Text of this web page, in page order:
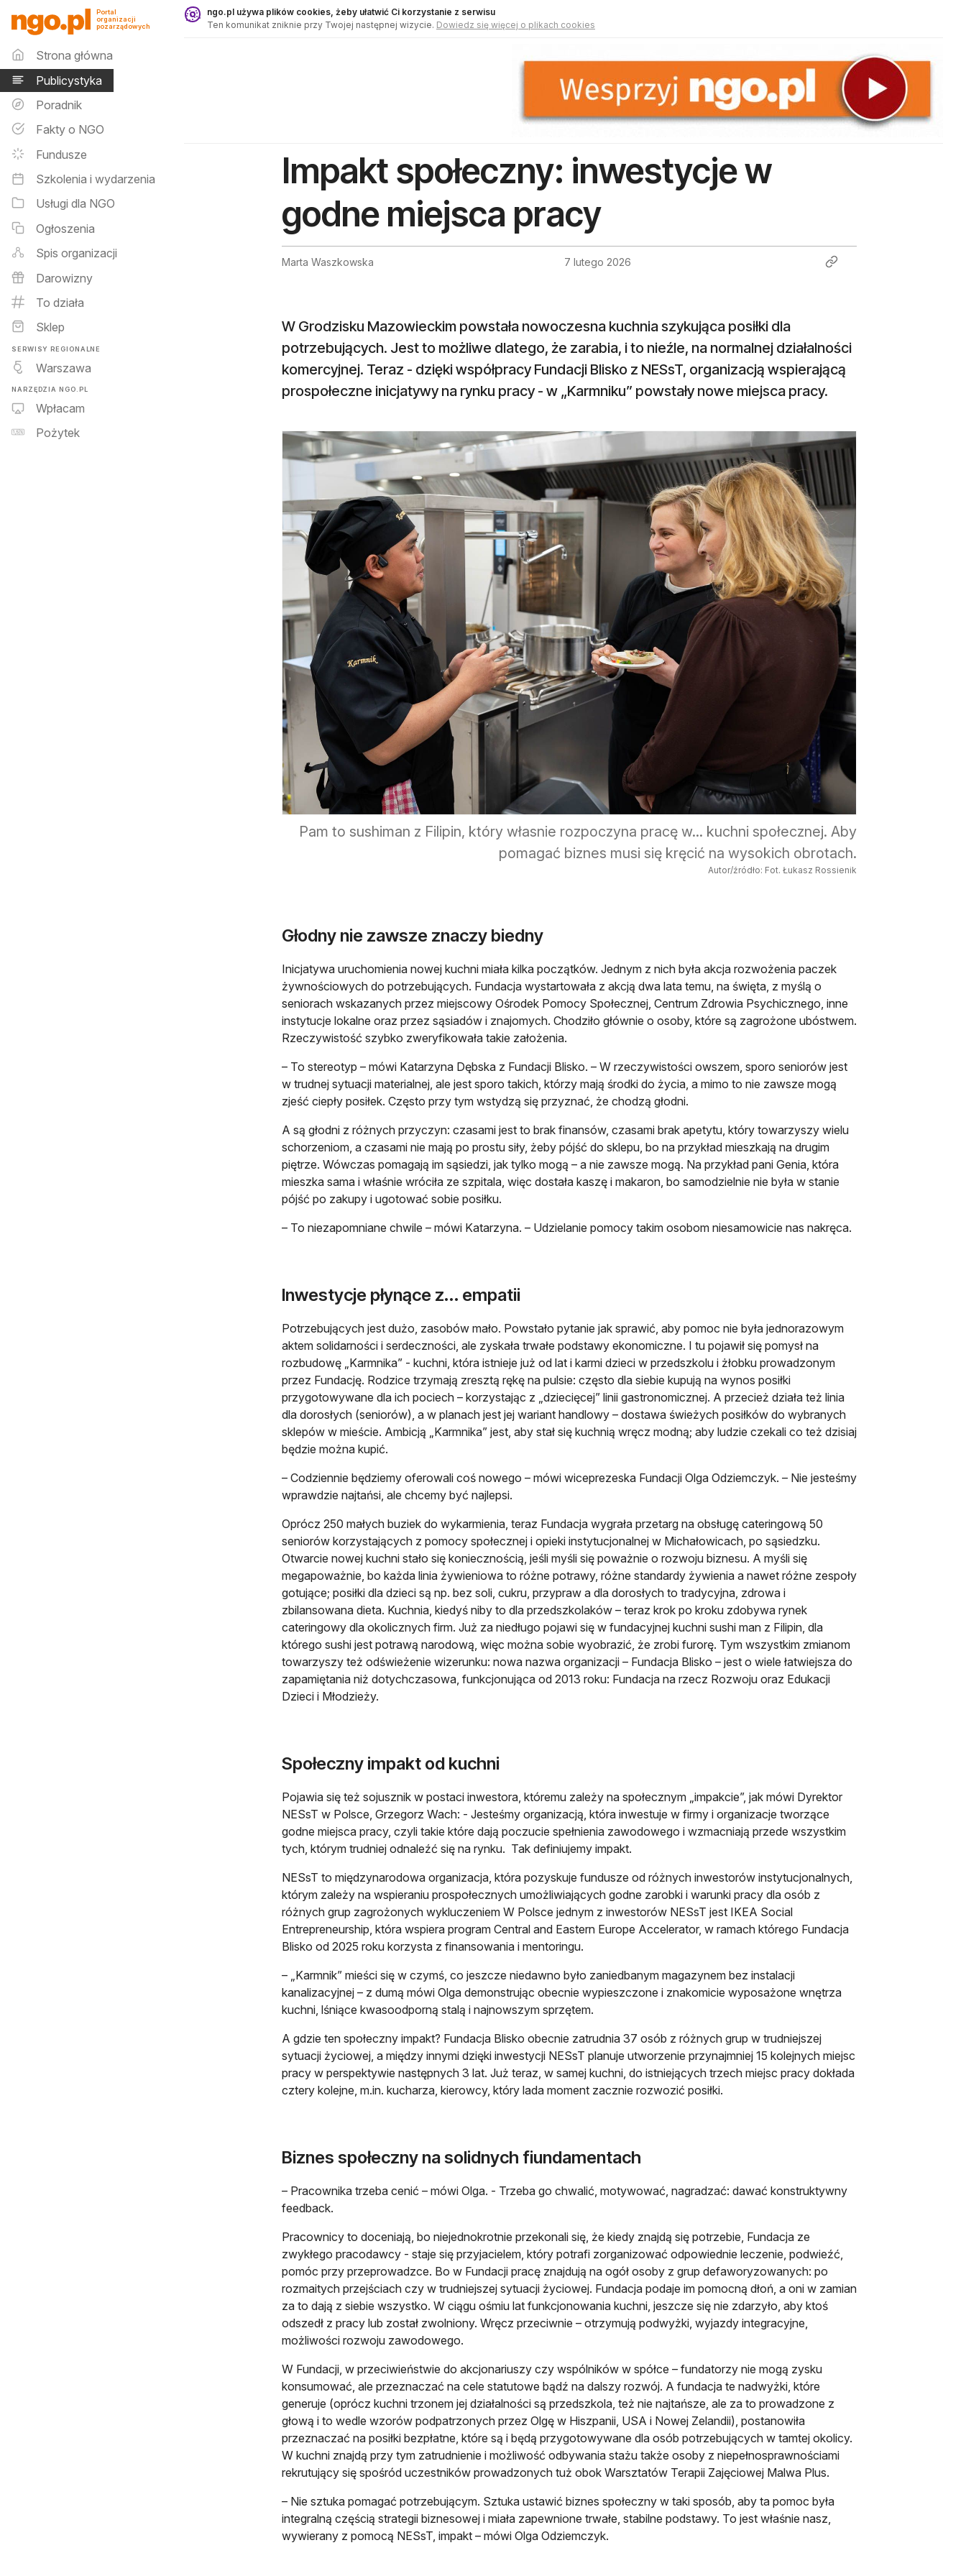
Publicystyka - ngo.pl
Portal
organizacji
pozarządowych
Menu główne
Strona główna
Publicystyka
Poradnik
Fakty o NGO
Fundusze
Szkolenia i wydarzenia
Usługi dla NGO
Ogłoszenia
Spis organizacji
Darowizny
To działa
Sklep
SERWISY REGIONALNE
Warszawa
NARZĘDZIA NGO.PL
Wpłacam
Pożytek
ngo.pl używa plików cookies, żeby ułatwić Ci korzystanie z serwisu
Ten komunikat zniknie przy Twojej następnej wizycie. Dowiedz się więcej o plikach cookies
Impakt społeczny: inwestycje w
godne miejsca pracy
Marta Waszkowska 7 lutego 2026
W Grodzisku Mazowieckim powstała nowoczesna kuchnia szykująca posiłki dla
potrzebujących. Jest to możliwe dlatego, że zarabia, i to nieźle, na normalnej działalności
komercyjnej. Teraz - dzięki współpracy Fundacji Blisko z NESsT, organizacją wspierającą
prospołeczne inicjatywy na rynku pracy - w „Karmniku” powstały nowe miejsca pracy.
Pam to sushiman z Filipin, który własnie rozpoczyna pracę w... kuchni społecznej. Aby
pomagać biznes musi się kręcić na wysokich obrotach.
Autor/źródło: Fot. Łukasz Rossienik
Głodny nie zawsze znaczy biedny
Inicjatywa uruchomienia nowej kuchni miała kilka początków. Jednym z nich była akcja rozwożenia paczek
żywnościowych do potrzebujących. Fundacja wystartowała z akcją dwa lata temu, na święta, z myślą o
seniorach wskazanych przez miejscowy Ośrodek Pomocy Społecznej, Centrum Zdrowia Psychicznego, inne
instytucje lokalne oraz przez sąsiadów i znajomych. Chodziło głównie o osoby, które są zagrożone ubóstwem.
Rzeczywistość szybko zweryfikowała takie założenia.
– To stereotyp – mówi Katarzyna Dębska z Fundacji Blisko. – W rzeczywistości owszem, sporo seniorów jest
w trudnej sytuacji materialnej, ale jest sporo takich, którzy mają środki do życia, a mimo to nie zawsze mogą
zjeść ciepły posiłek. Często przy tym wstydzą się przyznać, że chodzą głodni.
A są głodni z różnych przyczyn: czasami jest to brak finansów, czasami brak apetytu, który towarzyszy wielu
schorzeniom, a czasami nie mają po prostu siły, żeby pójść do sklepu, bo na przykład mieszkają na drugim
piętrze. Wówczas pomagają im sąsiedzi, jak tylko mogą – a nie zawsze mogą. Na przykład pani Genia, która
mieszka sama i właśnie wróciła ze szpitala, więc dostała kaszę i makaron, bo samodzielnie nie była w stanie
pójść po zakupy i ugotować sobie posiłku.
– To niezapomniane chwile – mówi Katarzyna. – Udzielanie pomocy takim osobom niesamowicie nas nakręca.
Inwestycje płynące z... empatii
Potrzebujących jest dużo, zasobów mało. Powstało pytanie jak sprawić, aby pomoc nie była jednorazowym
aktem solidarności i serdeczności, ale zyskała trwałe podstawy ekonomiczne. I tu pojawił się pomysł na
rozbudowę „Karmnika” - kuchni, która istnieje już od lat i karmi dzieci w przedszkolu i żłobku prowadzonym
przez Fundację. Rodzice trzymają zresztą rękę na pulsie: często dla siebie kupują na wynos posiłki
przygotowywane dla ich pociech – korzystając z „dziecięcej” linii gastronomicznej. A przecież działa też linia
dla dorosłych (seniorów), a w planach jest jej wariant handlowy – dostawa świeżych posiłków do wybranych
sklepów w mieście. Ambicją „Karmnika” jest, aby stał się kuchnią wręcz modną; aby ludzie czekali co też dzisiaj
będzie można kupić.
– Codziennie będziemy oferowali coś nowego – mówi wiceprezeska Fundacji Olga Odziemczyk. – Nie jesteśmy
wprawdzie najtańsi, ale chcemy być najlepsi.
Oprócz 250 małych buziek do wykarmienia, teraz Fundacja wygrała przetarg na obsługę cateringową 50
seniorów korzystających z pomocy społecznej i opieki instytucjonalnej w Michałowicach, po sąsiedzku.
Otwarcie nowej kuchni stało się koniecznością, jeśli myśli się poważnie o rozwoju biznesu. A myśli się
megapoważnie, bo każda linia żywieniowa to różne potrawy, różne standardy żywienia a nawet różne zespoły
gotujące; posiłki dla dzieci są np. bez soli, cukru, przypraw a dla dorosłych to tradycyjna, zdrowa i
zbilansowana dieta. Kuchnia, kiedyś niby to dla przedszkolaków – teraz krok po kroku zdobywa rynek
cateringowy dla okolicznych firm. Już za niedługo pojawi się w fundacyjnej kuchni sushi man z Filipin, dla
którego sushi jest potrawą narodową, więc można sobie wyobrazić, że zrobi furorę. Tym wszystkim zmianom
towarzyszy też odświeżenie wizerunku: nowa nazwa organizacji – Fundacja Blisko – jest o wiele łatwiejsza do
zapamiętania niż dotychczasowa, funkcjonująca od 2013 roku: Fundacja na rzecz Rozwoju oraz Edukacji
Dzieci i Młodzieży.
Społeczny impakt od kuchni
Pojawia się też sojusznik w postaci inwestora, któremu zależy na społecznym „impakcie”, jak mówi Dyrektor
NESsT w Polsce, Grzegorz Wach: - Jesteśmy organizacją, która inwestuje w firmy i organizacje tworzące
godne miejsca pracy, czyli takie które dają poczucie spełnienia zawodowego i wzmacniają przede wszystkim
tych, którym trudniej odnaleźć się na rynku. Tak definiujemy impakt.
NESsT to międzynarodowa organizacja, która pozyskuje fundusze od różnych inwestorów instytucjonalnych,
którym zależy na wspieraniu prospołecznych umożliwiających godne zarobki i warunki pracy dla osób z
różnych grup zagrożonych wykluczeniem W Polsce jednym z inwestorów NESsT jest IKEA Social
Entrepreneurship, która wspiera program Central and Eastern Europe Accelerator, w ramach którego Fundacja
Blisko od 2025 roku korzysta z finansowania i mentoringu.
– „Karmnik” mieści się w czymś, co jeszcze niedawno było zaniedbanym magazynem bez instalacji
kanalizacyjnej – z dumą mówi Olga demonstrując obecnie wypieszczone i znakomicie wyposażone wnętrza
kuchni, lśniące kwasoodporną stalą i najnowszym sprzętem.
A gdzie ten społeczny impakt? Fundacja Blisko obecnie zatrudnia 37 osób z różnych grup w trudniejszej
sytuacji życiowej, a między innymi dzięki inwestycji NESsT planuje utworzenie przynajmniej 15 kolejnych miejsc
pracy w perspektywie następnych 3 lat. Już teraz, w samej kuchni, do istniejących trzech miejsc pracy dokłada
cztery kolejne, m.in. kucharza, kierowcy, który lada moment zacznie rozwozić posiłki.
Biznes społeczny na solidnych fiundamentach
– Pracownika trzeba cenić – mówi Olga. - Trzeba go chwalić, motywować, nagradzać: dawać konstruktywny
feedback.
Pracownicy to doceniają, bo niejednokrotnie przekonali się, że kiedy znajdą się potrzebie, Fundacja ze
zwykłego pracodawcy - staje się przyjacielem, który potrafi zorganizować odpowiednie leczenie, podwieźć,
pomóc przy przeprowadzce. Bo w Fundacji pracę znajdują na ogół osoby z grup defaworyzowanych: po
rozmaitych przejściach czy w trudniejszej sytuacji życiowej. Fundacja podaje im pomocną dłoń, a oni w zamian
za to dają z siebie wszystko. W ciągu ośmiu lat funkcjonowania kuchni, jeszcze się nie zdarzyło, aby ktoś
odszedł z pracy lub został zwolniony. Wręcz przeciwnie – otrzymują podwyżki, wyjazdy integracyjne,
możliwości rozwoju zawodowego.
W Fundacji, w przeciwieństwie do akcjonariuszy czy wspólników w spółce – fundatorzy nie mogą zysku
konsumować, ale przeznaczać na cele statutowe bądź na dalszy rozwój. A fundacja te nadwyżki, które
generuje (oprócz kuchni trzonem jej działalności są przedszkola, też nie najtańsze, ale za to prowadzone z
głową i to wedle wzorów podpatrzonych przez Olgę w Hiszpanii, USA i Nowej Zelandii), postanowiła
przeznaczać na posiłki bezpłatne, które są i będą przygotowywane dla osób potrzebujących w tamtej okolicy.
W kuchni znajdą przy tym zatrudnienie i możliwość odbywania stażu także osoby z niepełnosprawnościami
rekrutujący się spośród uczestników prowadzonych tuż obok Warsztatów Terapii Zajęciowej Malwa Plus.
– Nie sztuka pomagać potrzebującym. Sztuka ustawić biznes społeczny w taki sposób, aby ta pomoc była
integralną częścią strategii biznesowej i miała zapewnione trwałe, stabilne podstawy. To jest właśnie nasz,
wywierany z pomocą NESsT, impakt – mówi Olga Odziemczyk.